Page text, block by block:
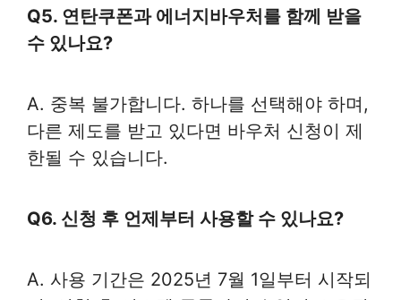
Q5. 연탄쿠폰과 에너지바우처를 함께 받을
수 있나요?
A. 중복 불가합니다. 하나를 선택해야 하며,
다른 제도를 받고 있다면 바우처 신청이 제
한될 수 있습니다.
Q6. 신청 후 언제부터 사용할 수 있나요?
A. 사용 기간은 2025년 7월 1일부터 시작되